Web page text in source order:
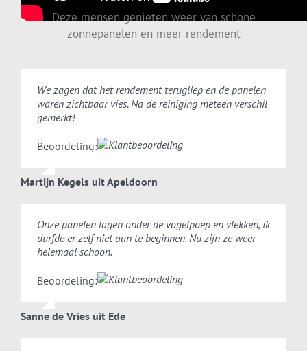
Deze mensen genieten weer van schone
zonnepanelen en meer rendement
We zagen dat het rendement terugliep en de panelen
waren zichtbaar vies. Na de reiniging meteen verschil
gemerkt!
Beoordeling:
Martijn Kegels uit Apeldoorn
Onze panelen lagen onder de vogelpoep en vlekken, ik
durfde er zelf niet aan te beginnen. Nu zijn ze weer
helemaal schoon.
Beoordeling:
Sanne de Vries uit Ede